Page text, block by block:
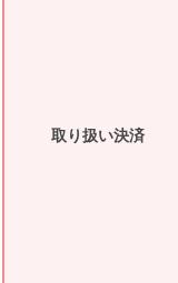
取り扱い決済